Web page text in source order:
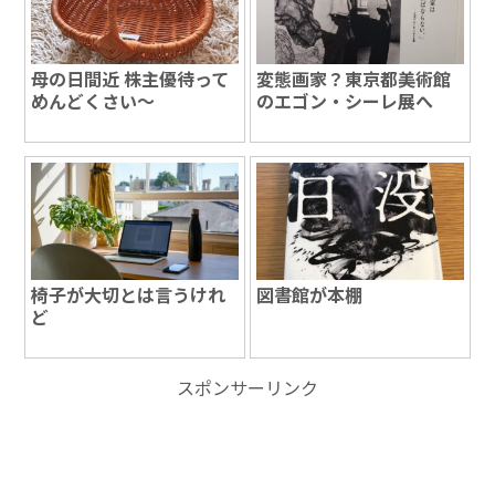
母の日間近 株主優待って
めんどくさい～
変態画家？東京都美術館
のエゴン・シーレ展へ
椅子が大切とは言うけれ
ど
図書館が本棚
スポンサーリンク